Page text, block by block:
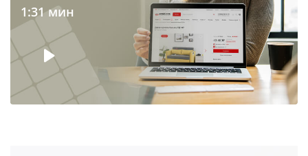
1:31 мин